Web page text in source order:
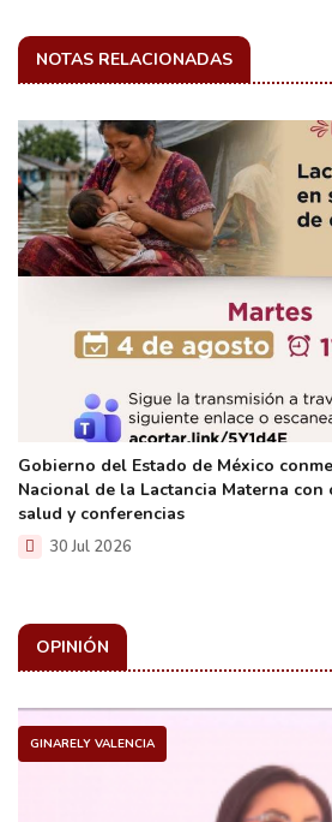
NOTAS RELACIONADAS
Gobierno del Estado de México
Nacional de la Lactancia Materna con
salud y conferencias
30 Jul 2026
OPINIÓN
GINARELY VALENCIA